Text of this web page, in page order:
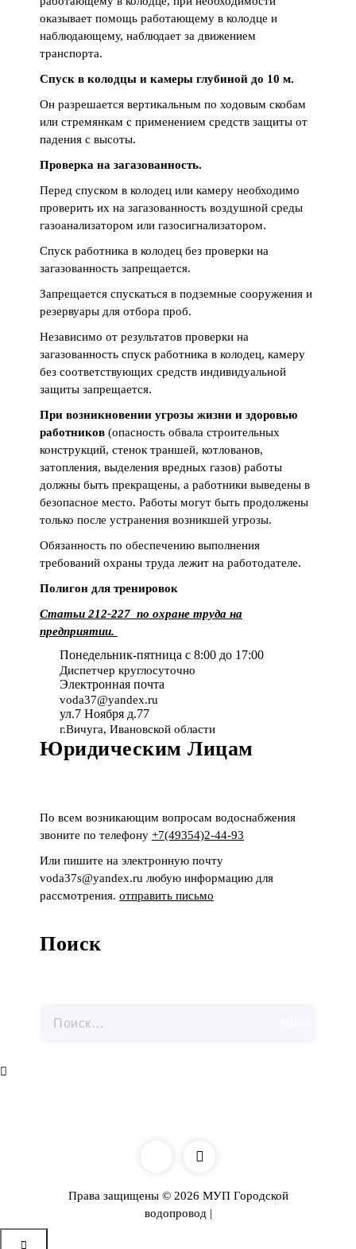
оказывает помощь работающему в колодце и
наблюдающему, наблюдает за движением
транспорта.
Спуск в колодцы и камеры глубиной до 10 м.
Он разрешается вертикальным по ходовым скобам
или стремянкам с применением средств защиты от
падения с высоты.
Проверка на загазованность.
Перед спуском в колодец или камеру необходимо
проверить их на загазованность воздушной среды
газоанализатором или газосигнализатором.
Спуск работника в колодец без проверки на
загазованность запрещается.
Запрещается спускаться в подземные сооружения и
резервуары для отбора проб.
Независимо от результатов проверки на
загазованность спуск работника в колодец, камеру
без соответствующих средств индивидуальной
защиты запрещается.
При возникновении угрозы жизни и здоровью
работников (опасность обвала строительных
конструкций, стенок траншей, котлованов,
затопления, выделения вредных газов) работы
должны быть прекращены, а работники выведены в
безопасное место. Работы могут быть продолжены
только после устранения возникшей угрозы.
Обязанность по обеспечению выполнения
требований охраны труда лежит на работодателе.
Полигон для тренировок
Статьи 212-227 по охране труда на
предприятии.
Понедельник-пятница с 8:00 до 17:00
Диспетчер круглосуточно
Электронная почта
voda37@yandex.ru
ул.7 Ноября д.77
г.Вичуга, Ивановской области
Юридическим Лицам
По всем возникающим вопросам водоснабжения
звоните по телефону +7(49354)2-44-93
Или пишите на электронную почту
voda37s@yandex.ru любую информацию для
рассмотрения. отправить письмо
Поиск
Права защищены © 2026 МУП Городской
водопровод |